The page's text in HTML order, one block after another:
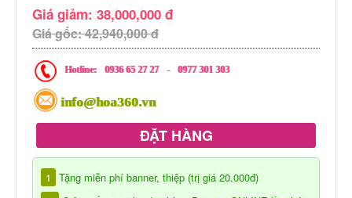
Giá giảm: 38,000,000 đ
Giá gốc: 42,940,000 đ
Hotline: 0936 65 27 27 - 0977 301 303
info@hoa360.vn
ĐẶT HÀNG
1
Tặng miễn phí banner, thiệp (trị giá 20.000đ)